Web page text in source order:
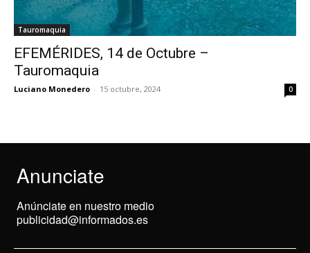
Tauromaquia
EFEMÉRIDES, 14 de Octubre –
Tauromaquia
Luciano Monedero - 15 octubre, 2024 0
Anunciate
Anúnciate en nuestro medio
publicidad@informados.es